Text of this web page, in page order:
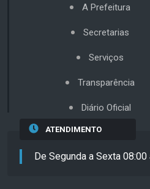
A Prefeitura
Secretarias
Serviços
Transparência
Diário Oficial
ATENDIMENTO
De Segunda a Sexta